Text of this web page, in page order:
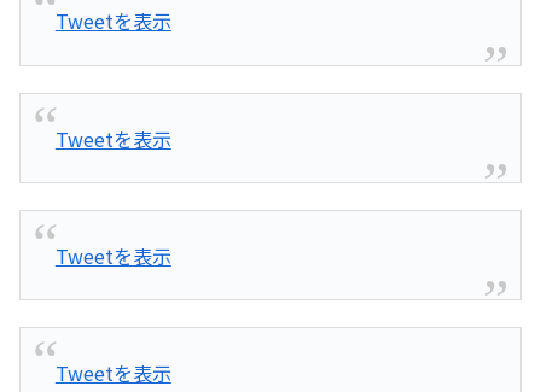
Tweetを表示
Tweetを表示
Tweetを表示
Tweetを表示